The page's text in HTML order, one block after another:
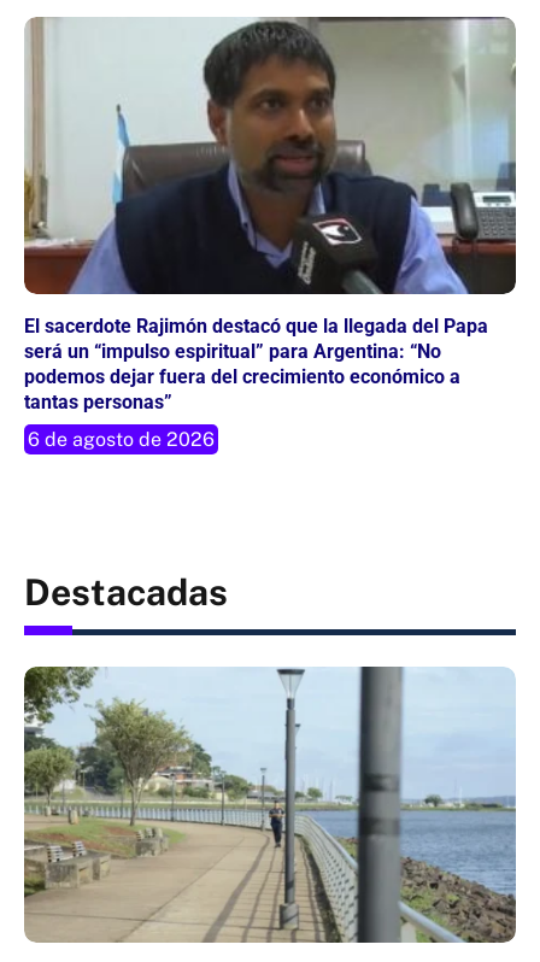
El sacerdote Rajimón destacó que la llegada del Papa
será un “impulso espiritual” para Argentina: “No
podemos dejar fuera del crecimiento económico a
tantas personas”
6 de agosto de 2026
Destacadas